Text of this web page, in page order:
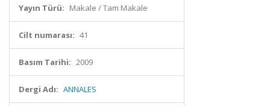
Yayın Türü: Makale / Tam Makale
Cilt numarası: 41
Basım Tarihi: 2009
Dergi Adı: ANNALES